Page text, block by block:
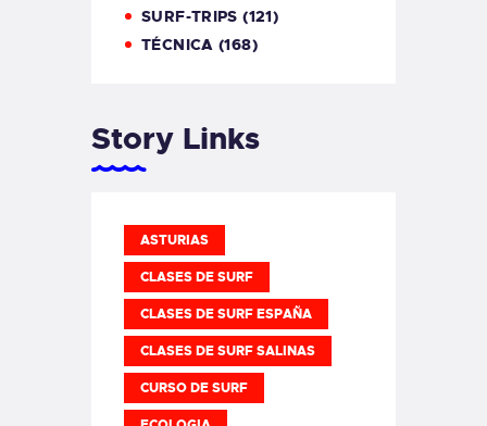
SURF-TRIPS (121)
TÉCNICA (168)
Story Links
ASTURIAS
CLASES DE SURF
CLASES DE SURF ESPAÑA
CLASES DE SURF SALINAS
CURSO DE SURF